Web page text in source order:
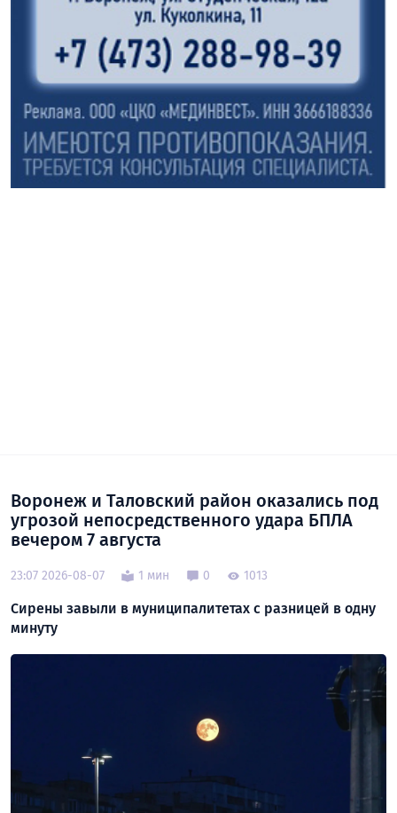
Воронеж и Таловский район оказались под
угрозой непосредственного удара БПЛА
вечером 7 августа
23:07 2026-08-07 1 мин 0 1013
Сирены завыли в муниципалитетах с разницей в одну
минуту